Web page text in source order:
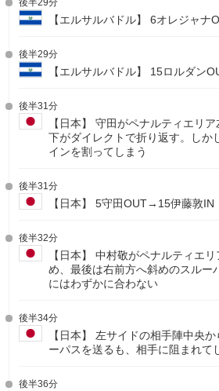
後半29分
【エルサルバドル】 6オレジャ
後半29分
【エルサルバドル】 15ロルダン
後半31分
【日本】 守田がペナルティエリ
下がダイレクトで折り返す。しか
インを割ってしまう
後半31分
【日本】 5守田OUT→15伊藤敦IN
後半32分
【日本】 中村敬がペナルティエ
め、最後は右前方へ斜めのスルー
にはわずかに合わない
後半34分
【日本】 左サイドの相手陣中央
ーパスを送るも、相手に阻まれて
後半36分